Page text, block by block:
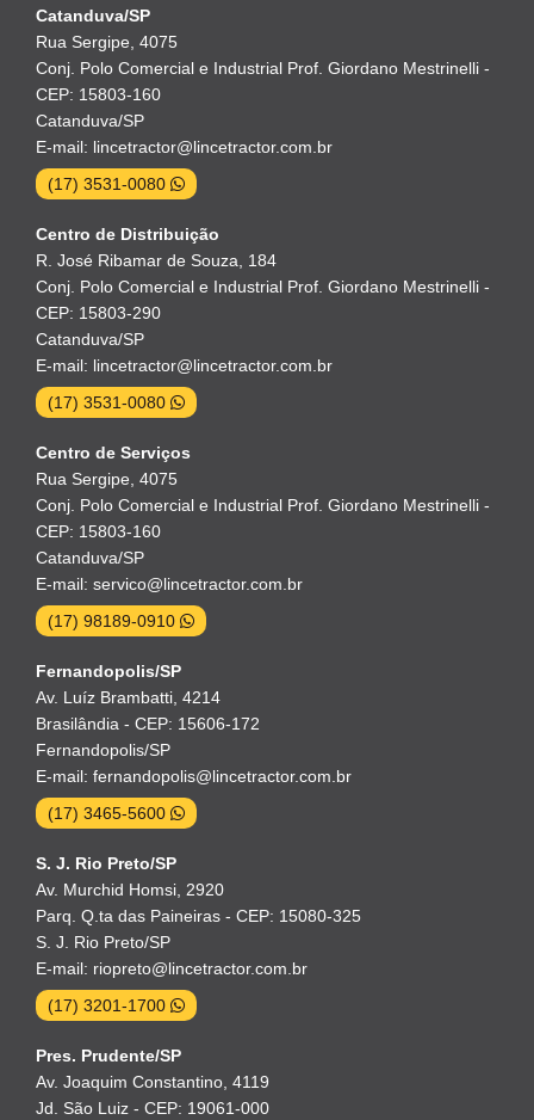
Catanduva/SP
Rua Sergipe, 4075
Conj. Polo Comercial e Industrial Prof. Giordano Mestrinelli -
CEP: 15803-160
Catanduva/SP
E-mail: lincetractor@lincetractor.com.br
(17) 3531-0080
Centro de Distribuição
R. José Ribamar de Souza, 184
Conj. Polo Comercial e Industrial Prof. Giordano Mestrinelli -
CEP: 15803-290
Catanduva/SP
E-mail: lincetractor@lincetractor.com.br
(17) 3531-0080
Centro de Serviços
Rua Sergipe, 4075
Conj. Polo Comercial e Industrial Prof. Giordano Mestrinelli -
CEP: 15803-160
Catanduva/SP
E-mail: servico@lincetractor.com.br
(17) 98189-0910
Fernandopolis/SP
Av. Luíz Brambatti, 4214
Brasilândia - CEP: 15606-172
Fernandopolis/SP
E-mail: fernandopolis@lincetractor.com.br
(17) 3465-5600
S. J. Rio Preto/SP
Av. Murchid Homsi, 2920
Parq. Q.ta das Paineiras - CEP: 15080-325
S. J. Rio Preto/SP
E-mail: riopreto@lincetractor.com.br
(17) 3201-1700
Pres. Prudente/SP
Av. Joaquim Constantino, 4119
Jd. São Luiz - CEP: 19061-000